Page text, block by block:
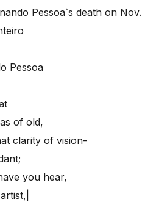
Pessoa
of old,
clarity of vision-
you hear,